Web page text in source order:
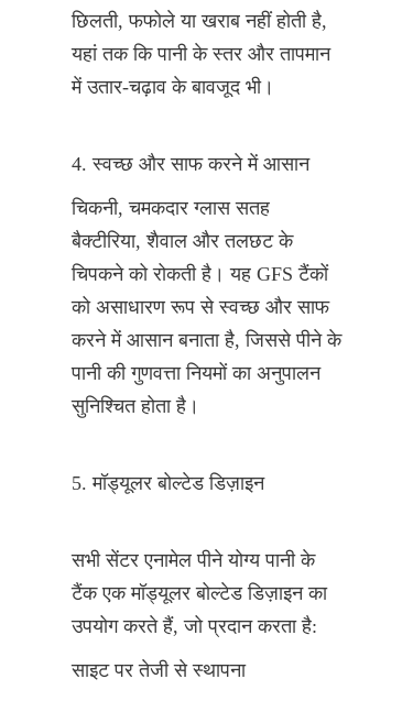
छिलती, फफोले या खराब नहीं होती है,
यहां तक कि पानी के स्तर और तापमान
में उतार-चढ़ाव के बावजूद भी।
4. स्वच्छ और साफ करने में आसान
चिकनी, चमकदार ग्लास सतह
बैक्टीरिया, शैवाल और तलछट के
चिपकने को रोकती है। यह GFS टैंकों
को असाधारण रूप से स्वच्छ और साफ
करने में आसान बनाता है, जिससे पीने के
पानी की गुणवत्ता नियमों का अनुपालन
सुनिश्चित होता है।
5. मॉड्यूलर बोल्टेड डिज़ाइन
सभी सेंटर एनामेल पीने योग्य पानी के
टैंक एक मॉड्यूलर बोल्टेड डिज़ाइन का
उपयोग करते हैं, जो प्रदान करता है:
साइट पर तेजी से स्थापना